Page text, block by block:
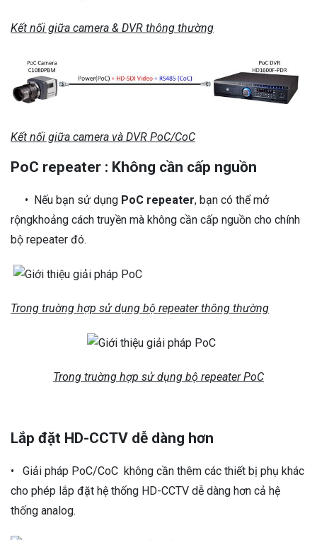
Kết nối giữa camera & DVR thông thường
Kết nối giữa camera và DVR PoC/CoC
PoC repeater : Không cần cấp nguồn
• Nếu bạn sử dụng PoC repeater, bạn có thể mở
rộngkhoảng cách truyền mà không cần cấp nguồn cho chính
bộ repeater đó.
Trong truờng hợp sử dụng bộ repeater thông thường
Trong truờng hợp sử dụng bộ repeater PoC
Lắp đặt HD-CCTV dễ dàng hơn
• Giải pháp PoC/CoC không cần thêm các thiết bị phụ khác
cho phép lắp đặt hệ thống HD-CCTV dễ dàng hơn cả hệ
thống analog.